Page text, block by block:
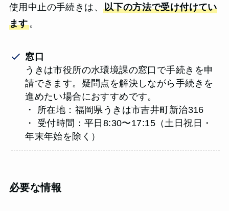
使用中止の手続きは、 以下の方法で受け付けてい
ます。
窓口
うきは市役所の水環境課の窓口で手続きを申
請できます。疑問点を解決しながら手続きを
進めたい場合におすすめです。
・ 所在地：福岡県うきは市吉井町新治316
・ 受付時間：平日8:30〜17:15（土日祝日・
年末年始を除く）
必要な情報